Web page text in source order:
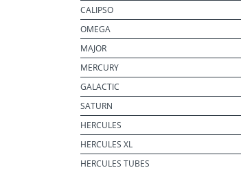
CALIPSO
OMEGA
MAJOR
MERCURY
GALACTIC
SATURN
HERCULES
HERCULES XL
HERCULES TUBES